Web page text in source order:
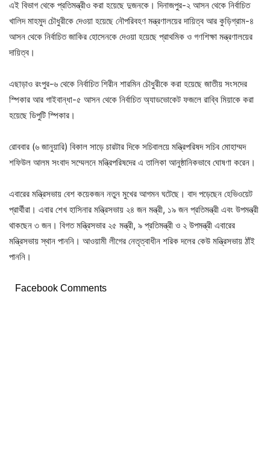
এই বিভাগ থেকে প্রতিমন্ত্রীও করা হয়েছে দুজনকে। দিনাজপুর-২ আসন থেকে নির্বাচিত
খালিদ মাহমুদ চৌধুরীকে দেওয়া হয়েছে নৌপরিবহণ মন্ত্রণালয়ের দায়িত্ব আর কুড়িগ্রাম-৪
আসন থেকে নির্বাচিত জাকির হোসেনকে দেওয়া হয়েছে প্রাথমিক ও গণশিক্ষা মন্ত্রণালয়ের
দায়িত্ব।
এছাড়াও রংপুর-৬ থেকে নির্বাচিত শিরীন শারমিন চৌধুরীকে করা হয়েছে জাতীয় সংসদের
স্পিকার আর গাইবান্ধা-৫ আসন থেকে নির্বাচিত অ্যাডভোকেট ফজলে রাব্বি মিয়াকে করা
হয়েছে ডিপুটি স্পিকার।
রোববার (৬ জানুয়ারি) বিকাল সাড়ে চারটার দিকে সচিবালয়ে মন্ত্রিপরিষদ সচিব মোহাম্মদ
শফিউল আলম সংবাদ সম্মেলনে মন্ত্রিপরিষদের এ তালিকা আনুষ্ঠানিকভাবে ঘোষণা করেন।
এবারের মন্ত্রিসভায় বেশ কয়েকজন নতুন মুখের আগমন ঘটেছে। বাদ পড়েছেন হেভিওয়েট
প্রার্থীরা। এবার শেখ হাসিনার মন্ত্রিসভায় ২৪ জন মন্ত্রী, ১৯ জন প্রতিমন্ত্রী এবং উপমন্ত্রী
থাকছেন ৩ জন। বিগত মন্ত্রিসভার ২৫ মন্ত্রী, ৯ প্রতিমন্ত্রী ও ২ উপমন্ত্রী এবারের
মন্ত্রিসভায় স্থান পাননি। আওয়ামী লীগের নেতৃত্বাধীন শরিক দলের কেউ মন্ত্রিসভায় ঠাঁই
পাননি।
Facebook Comments